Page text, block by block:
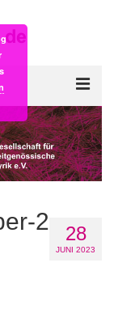
28
JUNI 2023
2